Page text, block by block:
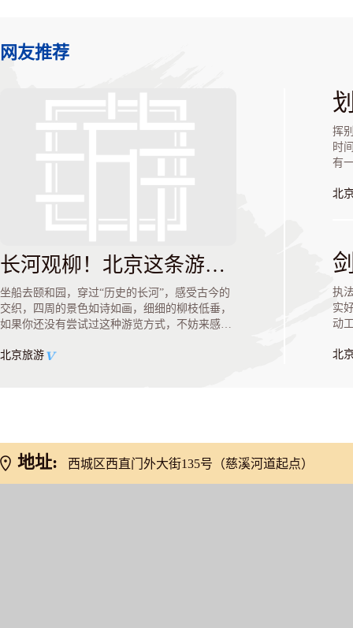
网友推荐
长河观柳！北京这条游船航线开航
坐船去颐和园，穿过“历史的长河”，感受古今的
交织，四周的景色如诗如画，细细的柳枝低垂，
如果你还没有尝试过这种游览方式，不妨来感受
北京旅游
挥
时
有
北
执
实
动
北
地址: 西城区西直门外大街135号（慈溪河道起点）